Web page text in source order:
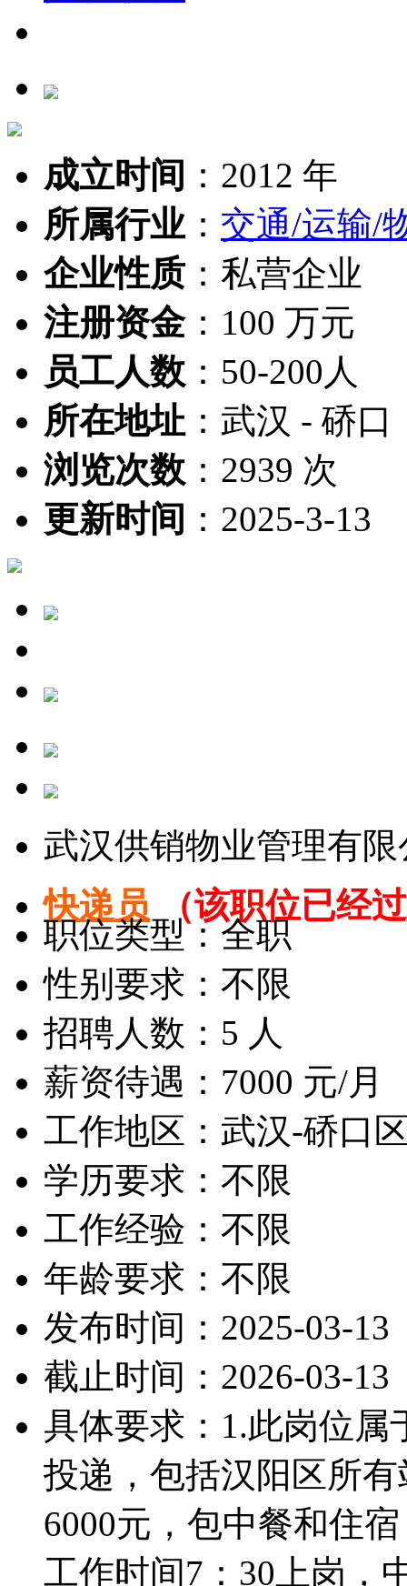
成立时间 ： 2012 年
所属行业： 交通/运输/
企业性质： 私营企业
注册资金： 100 万元
员工人数 ： 50-200人
所在地址 ： 武汉 - 硚口
浏览次数 ： 2939 次
更新时间 ： 2025-3-13
武汉供销物业管理有
快递员
（该职位已经
职位类型：全职
性别要求：不限
招聘人数：5 人
薪资待遇：7000 元/月
工作地区：武汉-硚口
学历要求：不限
工作经验：不限
年龄要求：不限
发布时间：2025-03-13
截止时间：2026-03-13
具体要求：1.此岗位属
投递，包括汉阳区所
6000元，包中餐和住
工作时间7：30上岗，